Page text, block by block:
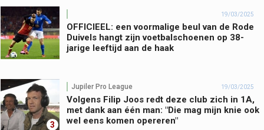
19/03/2025
OFFICIEEL: een voormalige beul van de Rode
Duivels hangt zijn voetbalschoenen op 38-
jarige leeftijd aan de haak
3
Jupiler Pro League 19/03/2025
Volgens Filip Joos redt deze club zich in 1A,
met dank aan één man: "Die mag mijn knie ook
wel eens komen opereren"